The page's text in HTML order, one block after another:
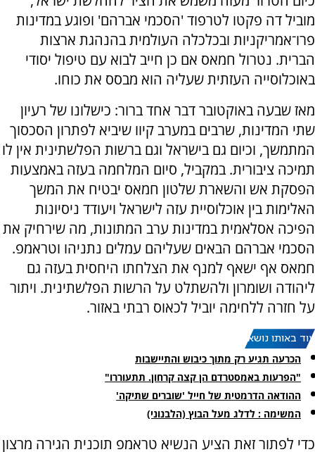
מוביל דה פקטו לטרפוד 'הסכמי אברהם' ופוגע במדינות
פרו־אמריקניות ובכלכלה העולמית בהנהגת ארצות
הברית. נטרול חמאס אם כן חייב לבוא עם טיפול יסודי
באוכלוסייה העזתית שעליה הוא מבסס את כוחו.
מאז שבעה באוקטובר דבר אחד ברור: כישלונו של רעיון
שתי המדינות, שרבים במערב קיוו שיביא לפתרון הסכסוך
המתמשך, וכיום גם בישראל וגם ברשות הפלשתינית אין לו
תמיכה ציבורית. במקביל, סיום המלחמה בעזה באמצעות
הפסקת אש והשארת שלטון חמאס יבטיח את המשך
האלימות בין אוכלוסיית עזה לישראל ויעודד ניסיונות
הפיכה אסלאמית במדינות ערב המתונות, מה שירחיק את
הסכמי אברהם הבאים שעליהם עמלים נתניהו וטראמפ.
חמאס אף ישאף למנף את הצלחתו היחסית בעזה גם
ליהודה ושומרון ולהשתלט על הרשות הפלשתינית. ויתור
על חזרה ללחימה יוביל לכאוס רבתי באזור.
עוד באותו נושא:
הכרעה תגיע רק מתוך כיבוש והתיישבות
"הפרעות באמסטרדם הן קצה קרחון. תתעוררו"
ההודאה הדרמטית של חייל 'שוברים שתיקה'
המשימה : לדלג מעל הבוץ (הלבנוני)
כדי לפתור זאת הציע הנשיא טראמפ תוכנית הגירה מרצון